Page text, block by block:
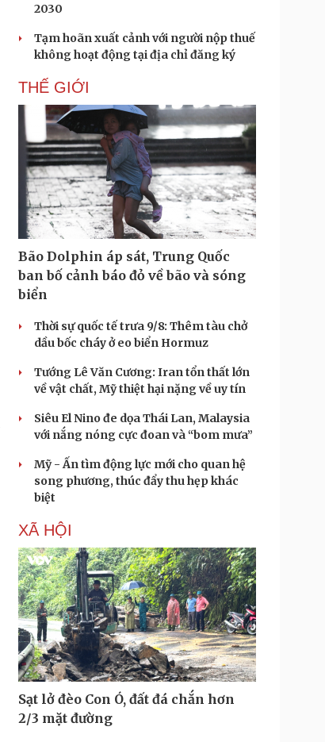
2030
Tạm hoãn xuất cảnh với người nộp thuế
không hoạt động tại địa chỉ đăng ký
THẾ GIỚI
Bão Dolphin áp sát, Trung Quốc
ban bố cảnh báo đỏ về bão và sóng
biển
Thời sự quốc tế trưa 9/8: Thêm tàu chở
dầu bốc cháy ở eo biển Hormuz
Tướng Lê Văn Cương: Iran tổn thất lớn
về vật chất, Mỹ thiệt hại nặng về uy tín
Siêu El Nino đe dọa Thái Lan, Malaysia
với nắng nóng cực đoan và “bom mưa”
Mỹ - Ấn tìm động lực mới cho quan hệ
song phương, thúc đẩy thu hẹp khác
biệt
XÃ HỘI
Sạt lở đèo Con Ó, đất đá chắn hơn
2/3 mặt đường